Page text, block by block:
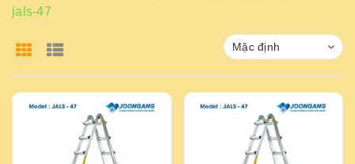
jals-47
Mặc định